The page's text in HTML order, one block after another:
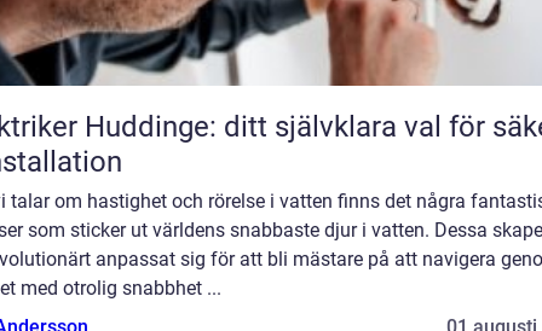
Huddinge: ditt självklara val för
talar om hastighet och rörelse i vatten finns det några
som sticker ut världens snabbaste djur i vatten. Dessa
anpassat sig för att bli mästare på att navigera
med otrolig snabbhet ...